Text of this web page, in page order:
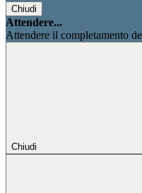
Chiudi
Attendere...
Attendere il completamento
Chiudi